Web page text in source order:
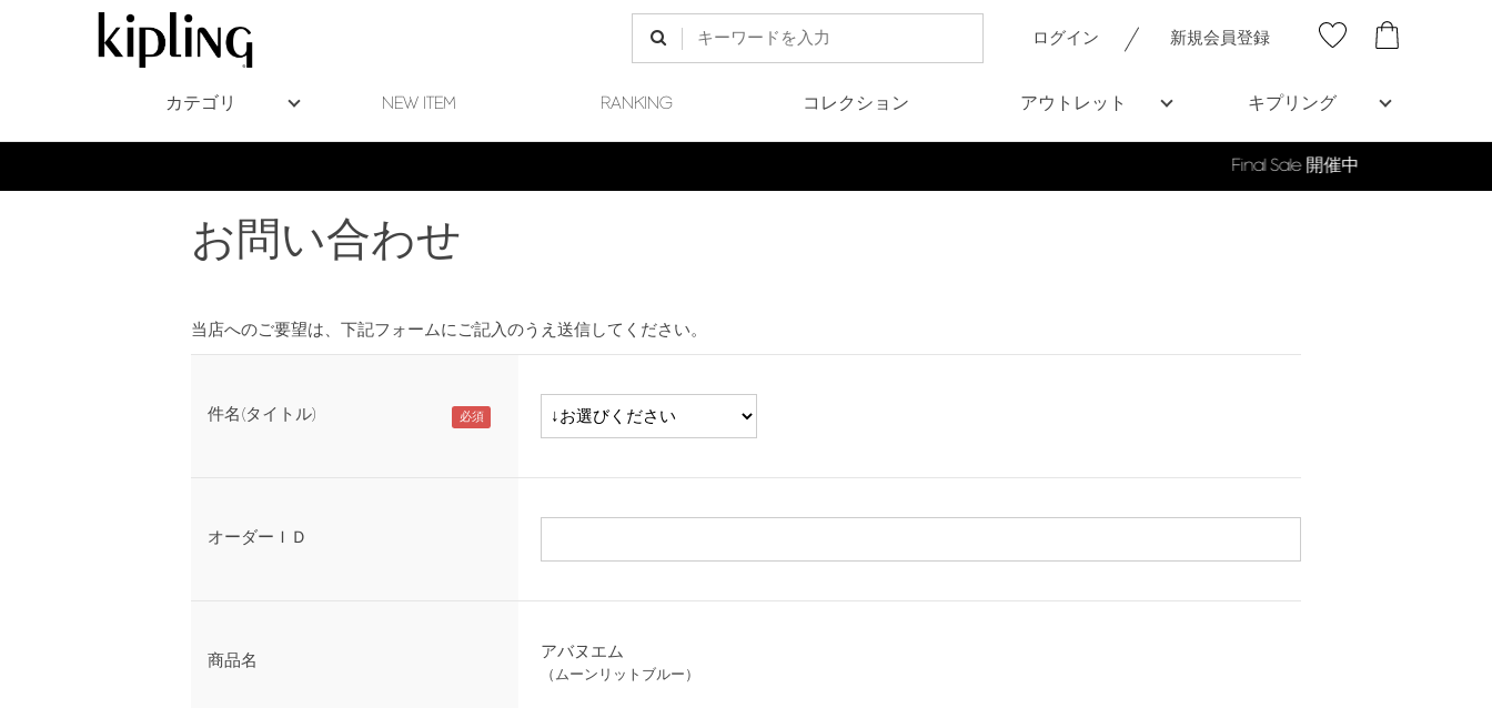
ログイン 新規会員登録
カテゴリ NEW ITEM RANKING コレクション アウトレット キプリング
お問い合わせ
当店へのご要望は、下記フォームにご記入のうえ送信してください。
件名(タイトル)
オーダーＩＤ
商品名 アバヌエム
（ムーンリットブルー）